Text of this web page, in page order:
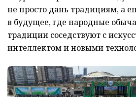
не просто дань традициям, а
в будущее, где народные
традиции соседствуют с
интеллектом и новыми